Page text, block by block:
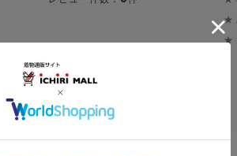
★
★
投稿画像はありません。